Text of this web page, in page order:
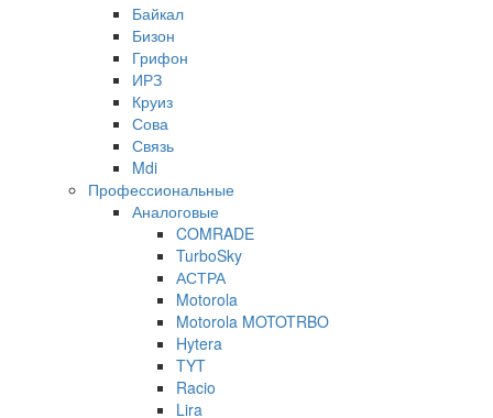
Байкал
Бизон
Грифон
ИРЗ
Круиз
Сова
Связь
Mdi
Профессиональные
Аналоговые
COMRADE
TurboSky
АСТРА
Motorola
Motorola MOTOTRBO
Hytera
TYT
Racio
Lira